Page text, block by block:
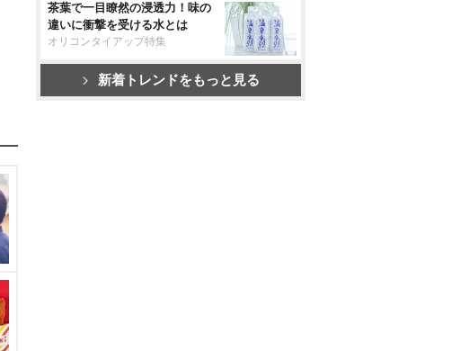
茶葉で一目瞭然の浸透力！味の
違いに衝撃を受ける水とは
オリコンタイアップ特集
新着トレンドをもっと見る